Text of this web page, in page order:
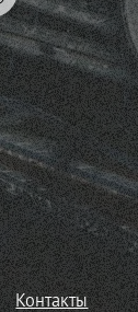
Контакты